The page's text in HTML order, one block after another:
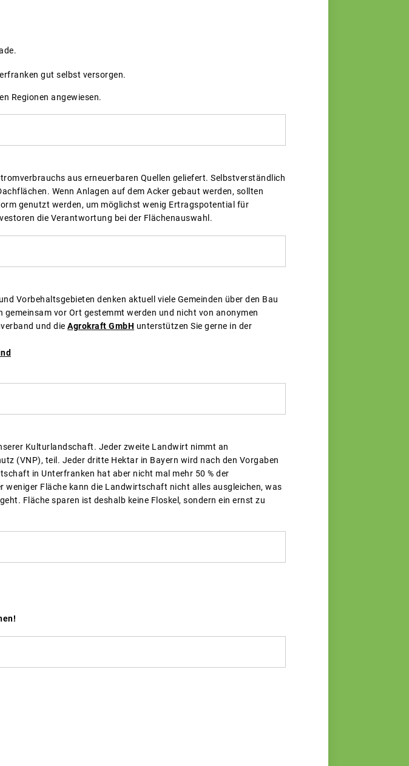
gut selbst versorgen.
Regionen angewiesen.
aus erneuerbaren Quellen geliefert. Selbstverständlich
Wenn Anlagen auf dem Acker gebaut werden, sollten
genutzt werden, um möglichst wenig Ertragspotential für
die Verantwortung bei der Flächenauswahl.
Vorbehaltsgebieten denken aktuell viele Gemeinden über den Bau
vor Ort gestemmt werden und nicht von anonymen
und die Agrokraft GmbH unterstützen Sie gerne in der
Kulturlandschaft. Jeder zweite Landwirt nimmt an
(VNP), teil. Jeder dritte Hektar in Bayern wird nach den Vorgaben
in Unterfranken hat aber nicht mal mehr 50 % der
Fläche kann die Landwirtschaft nicht alles ausgleichen, was
Fläche sparen ist deshalb keine Floskel, sondern ein ernst zu